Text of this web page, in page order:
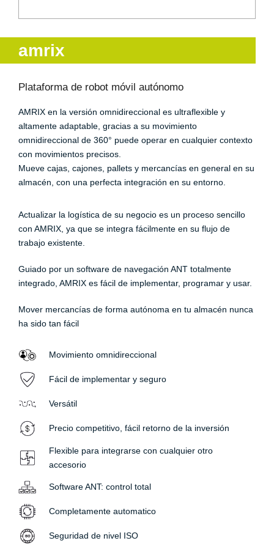
amrix
Plataforma de robot móvil autónomo
AMRIX en la versión omnidireccional es ultraflexible y
altamente adaptable, gracias a su movimiento
omnidireccional de 360° puede operar en cualquier contexto
con movimientos precisos.
Mueve cajas, cajones, pallets y mercancías en general en su
almacén, con una perfecta integración en su entorno.
Actualizar la logística de su negocio es un proceso sencillo
con AMRIX, ya que se integra fácilmente en su flujo de
trabajo existente.
Guiado por un software de navegación ANT totalmente
integrado, AMRIX es fácil de implementar, programar y usar.
Mover mercancías de forma autónoma en tu almacén nunca
ha sido tan fácil
Movimiento omnidireccional
Fácil de implementar y seguro
Versátil
Precio competitivo, fácil retorno de la inversión
Flexible para integrarse con cualquier otro
accesorio
Software ANT: control total
Completamente automatico
Seguridad de nivel ISO